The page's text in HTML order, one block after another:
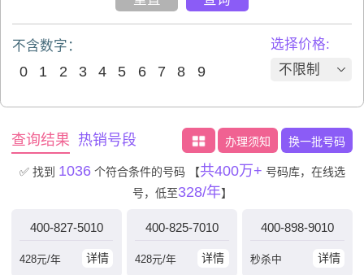
不含数字：
0 1 2 3 4 5 6 7 8 9
选择价格:
不限制
查询结果 热销号段 办理须知 换一批号码
✅ 找到 1036个符合条件的号码 【共400万+ 号码库，在线选
号，低至328/年】
400-827-5010
详情
428元/年
400-825-7010
详情
428元/年
400-898-9010
详情
秒杀中